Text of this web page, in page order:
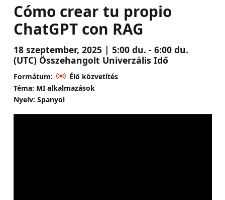
Cómo crear tu propio
ChatGPT con RAG
18 szeptember, 2025 | 5:00 du. - 6:00 du.
(UTC) Összehangolt Univerzális Idő
Formátum:
Élő közvetítés
Téma: MI alkalmazások
Nyelv: Spanyol